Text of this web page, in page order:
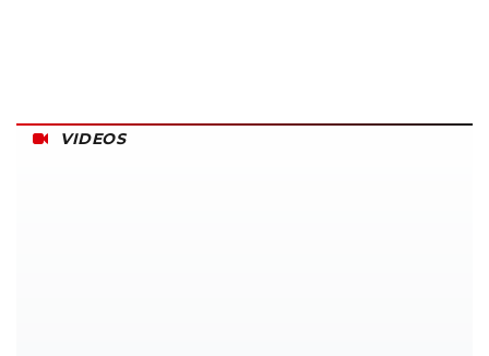
VIDEOS